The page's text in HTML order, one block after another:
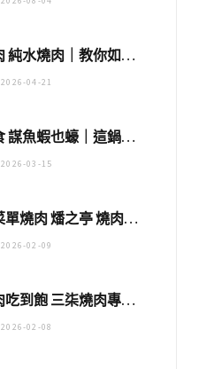
桃園燒肉 純水燒肉｜教你如何優惠吃日本A5和牛各種部位，私房菜誠意吃好吃滿
2026-04-21
林口美食 謀魚蝦也蠔｜這鍋太狂！「蟹老闆派對鍋」10多種海鮮浮誇上桌，壽星再送生食摩天輪！
2026-03-15
台北無菜單燒肉 燔之亭 燒肉場｜延吉街的 $980個人無菜單「雞」料理～
2026-02-09
台北燒肉吃到飽 三柒燒肉專門店｜日本A5和牛×龍蝦蟹腳雙拼，海陸霸氣開吃！
2026-02-08